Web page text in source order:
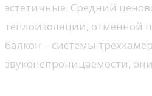
эстетичные. Средний
теплоизоляции, отменной
балкон – системы
звуконепроницаемости,